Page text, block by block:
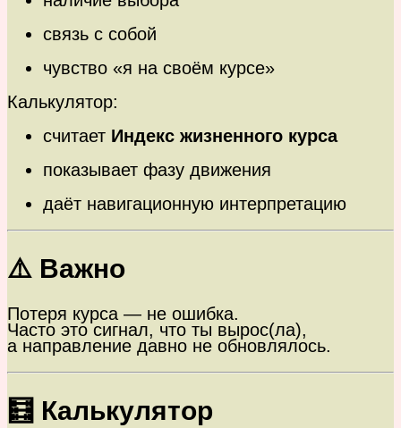
связь с собой
чувство «я на своём курсе»
Калькулятор:
считает Индекс жизненного курса
показывает фазу движения
даёт навигационную интерпретацию
⚠️ Важно
Потеря курса — не ошибка.
Часто это сигнал, что ты вырос(ла),
а направление давно не обновлялось.
🧮 Калькулятор